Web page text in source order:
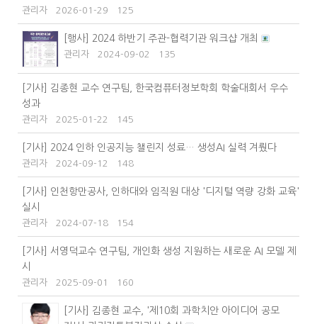
관리자 2026-01-29 125
[행사] 2024 하반기 주관-협력기관 워크샵 개최
관리자 2024-09-02 135
[기사] 김종현 교수 연구팀, 한국컴퓨터정보학회 학술대회서 우수
성과
관리자 2025-01-22 145
[기사] 2024 인하 인공지능 챌린지 성료… 생성AI 실력 겨뤘다
관리자 2024-09-12 148
[기사] 인천항만공사, 인하대와 임직원 대상 '디지털 역량 강화 교육'
실시
관리자 2024-07-18 154
[기사] 서영덕교수 연구팀, 개인화 생성 지원하는 새로운 AI 모델 제
시
관리자 2025-09-01 160
[기사] 김종현 교수, '제10회 과학치안 아이디어 공모